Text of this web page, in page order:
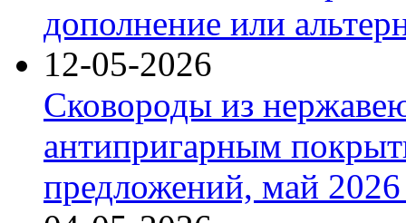
дополнение или
12-05-2026
Сковороды из
антипригарным
предложений, май 2026